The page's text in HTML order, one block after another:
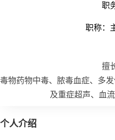
职
职称：
擅
毒物药物中毒、脓毒血症、多
及重症超声、血
个人介绍